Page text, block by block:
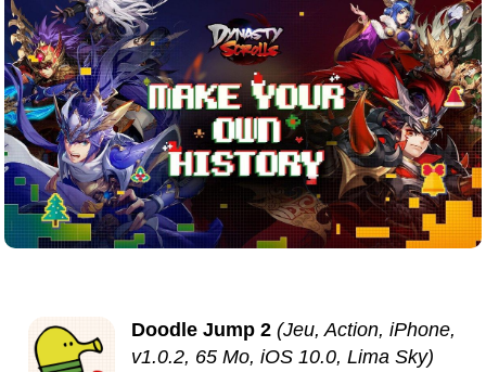
Doodle Jump 2 (Jeu, Action, iPhone,
v1.0.2, 65 Mo, iOS 10.0, Lima Sky)